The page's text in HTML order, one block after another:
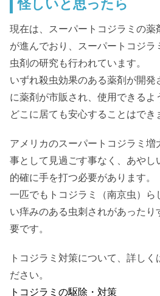
怪しいと思ったら
現在は、スーパートコジラミの薬
が進んでおり、スーパートコジ
虫剤の研究も行われています。
いずれ殺虫効果のある薬剤が開発
に薬剤が市販され、使用できるよ
どこに居ても安心することはでき
アメリカのスーパートコジラミ増
事として見過ごす事なく、あやし
的確に手を打つ必要があります。
一匹でもトコジラミ（南京虫）ら
い痒みのある虫刺されがあった
要です。
トコジラミ対策について、詳しく
ださい。
トコジラミの駆除・対策